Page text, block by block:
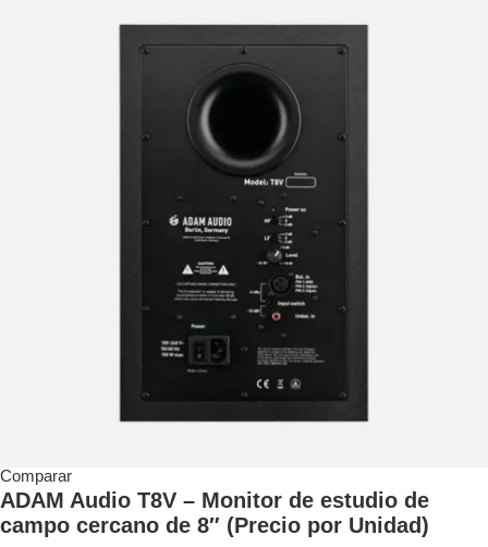
Comparar
ADAM Audio T8V – Monitor de estudio de
campo cercano de 8″ (Precio por Unidad)